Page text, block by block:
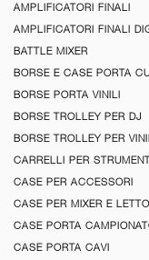
AMPLIFICATORI FINALI
AMPLIFICATORI FINALI
BATTLE MIXER
BORSE E CASE PORTA
BORSE PORTA VINILI
BORSE TROLLEY PER DJ
BORSE TROLLEY PER
CARRELLI PER
CASE PER ACCESSORI
CASE PER MIXER E
CASE PORTA
CASE PORTA CAVI